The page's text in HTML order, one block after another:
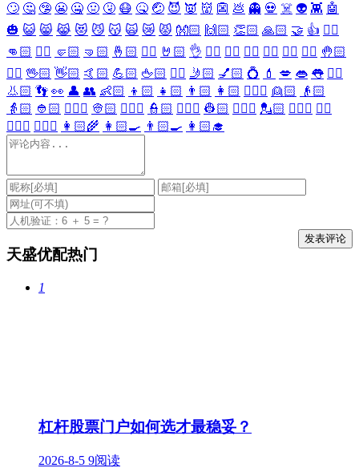
🙄 🤔 🤥 😬 🤐 🤢 🤧 😷 🤒 🤕 😈 👿 👹 👺 💩 👻 💀 ☠️ 👽 👾 🤖
🎃 😺 😸 😹 😻 😼 😽 🙀 😿 😾 👐🏻 🙌🏻 👏🏻 🙏🏻 🤝 👍 👎🏻
👊🏻 ✊🏻 🤛🏻 🤜🏻 🤞🏻 ✌🏻 🤘🏻 👌 👈🏻 👉🏻 👆🏻 👇🏻 ☝🏻 ✋🏻 🤚🏻
🖐🏻 🖖🏻 👋🏻 🤙🏻 💪🏻 🖕🏻 ✍🏻 🤳🏻 💅🏻 💍 💄 💋 👄 👅 👂🏻
👃🏻 👣 👀 👤 👥 👶🏻 👦🏻 👧🏻 👨🏻 👩🏻 👱🏻‍♀️ 👱🏻
👴🏻
👵🏻 👲🏻 👳🏻‍♀️ 👳🏻 👮🏻‍♀️ 👮🏻 👷🏻‍♀️ 👷🏻 💂🏻‍♀️ 💂🏻 🕵🏻‍♀️ 🕵🏻
👩🏻‍⚕️ 👨🏻‍⚕️ 👩🏻‍🌾 👩🏻‍🍳 👨🏻‍🍳 👩🏻‍🎓
天盛优配热门
1
杠杆股票门户如何选才最稳妥？
2026-8-5 9阅读